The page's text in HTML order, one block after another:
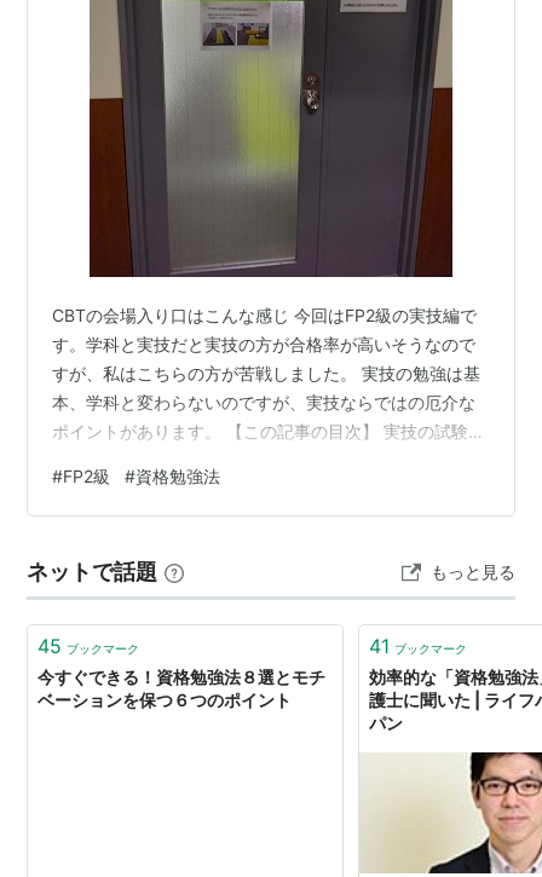
CBTの会場入り口はこんな感じ 今回はFP2級の実技編で
す。学科と実技だと実技の方が合格率が高いそうなので
すが、私はこちらの方が苦戦しました。 実技の勉強は基
本、学科と変わらないのですが、実技ならではの厄介な
ポイントがあります。 【この記事の目次】 実技の試験は
まとめ 実技の試験は時間が足りない まず学科と実技の出
題範囲は変わらないのですが、学科が4択問題なのに対
でます。 そして、実技は学科と比べて、問題の文章が長
く（FP協会の方で受けたのできんざいの問題は知らない
のですが。）これがC…
#FP2級 #資格勉強法
ネットで話題 もっと見る
45 ブックマーク
今すぐできる！資格勉強法８選とモチ
ベーションを保つ６つのポイント
41 ブックマーク
効率的な「資格勉強
護士に聞いた | ライフ
パン